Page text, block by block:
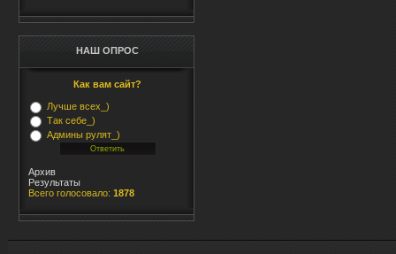
НАШ ОПРОС
Как вам сайт?
Лучше всех_)
Так себе_)
Админы рулят_)
Архив
Результаты
Всего голосовало: 1878